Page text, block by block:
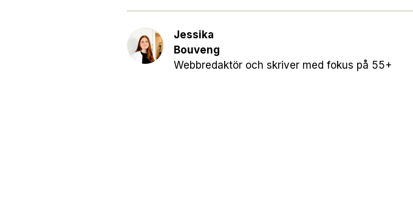
Jessika
Bouveng
Webbredaktör och skriver med fokus på 55+